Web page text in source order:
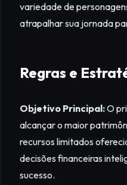
variedade de
atrapalhar sua jornada
Regras e
Objetivo Principal:O
alcançar o maior
recursos limitados
decisões financeiras
sucesso.